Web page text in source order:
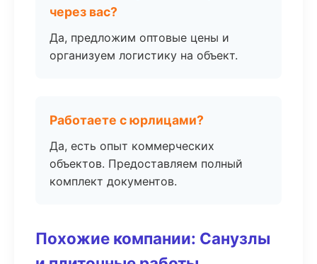
через вас?
Да, предложим оптовые цены и
организуем логистику на объект.
Работаете с юрлицами?
Да, есть опыт коммерческих
объектов. Предоставляем полный
комплект документов.
Похожие компании: Санузлы